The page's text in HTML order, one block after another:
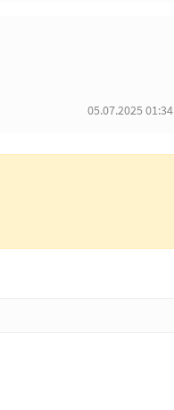
05.07.2025 01:34